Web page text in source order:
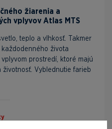
žiarenia a
vplyvov Atlas MTS
teplo a vlhkosť. Takmer
života
prostredí, ktoré majú
životnosť. Vyblednutie farieb